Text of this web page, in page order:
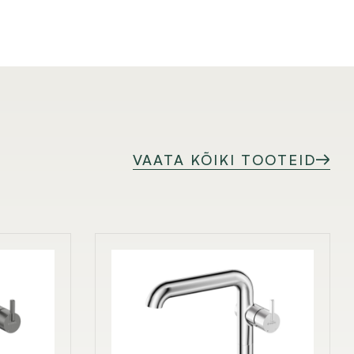
VAATA KÕIKI TOOTEID